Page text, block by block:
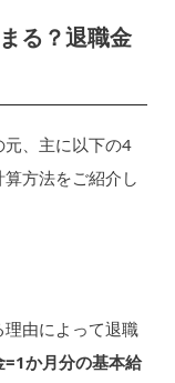
る？退職金
、主に以下の4
方法をご紹介し
由によって退職
=1か月分の基本給